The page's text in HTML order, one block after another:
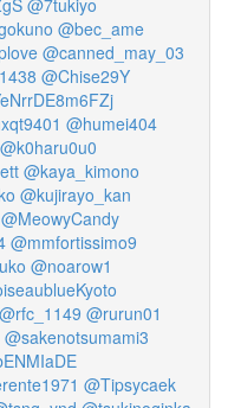
@7tukiyo
@bec_ame
@canned_may_03
@Chise29Y
@humei404
@k0haru0u0
@kaya_kimono
@kujirayo_kan
@MeowyCandy
@mmfortissimo9
@noarow1
@rfc_1149 @rurun01
@sakenotsumami3
@Tipsycaek